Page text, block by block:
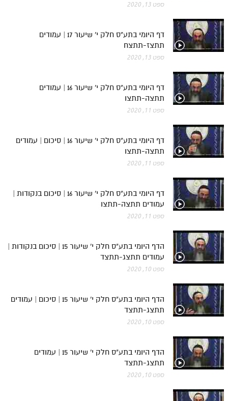
ספט 13, 2020
דף היומי בתע"ס חלק י' שיעור 17 | עמודים
תתצז-תתצח
ספט 13, 2020
דף היומי בתע"ס חלק י' שיעור 16 | עמודים
תתצה-תתצו
ספט 11, 2020
דף היומי בתע"ס חלק י' שיעור 16 | סיכום | עמודים
תתצה-תתצו
ספט 11, 2020
דף היומי בתע"ס חלק י' שיעור 16 | סיכום בנקודות |
עמודים תתצה-תתצו
ספט 11, 2020
הדף היומי בתע"ס חלק י' שיעור 15 | סיכום בנקודות |
עמודים תתצג-תתצד
ספט 10, 2020
הדף היומי בתע"ס חלק י' שיעור 15 | סיכום | עמודים
תתצג-תתצד
ספט 10, 2020
הדף היומי בתע"ס חלק י' שיעור 15 | עמודים
תתצג-תתצד
ספט 10, 2020